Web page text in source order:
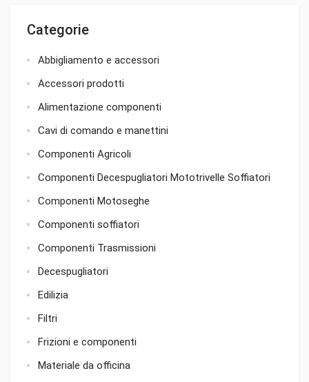
Categorie
Abbigliamento e accessori
Accessori prodotti
Alimentazione componenti
Cavi di comando e manettini
Componenti Agricoli
Componenti Decespugliatori Mototrivelle Soffiatori
Componenti Motoseghe
Componenti soffiatori
Componenti Trasmissioni
Decespugliatori
Edilizia
Filtri
Frizioni e componenti
Materiale da officina